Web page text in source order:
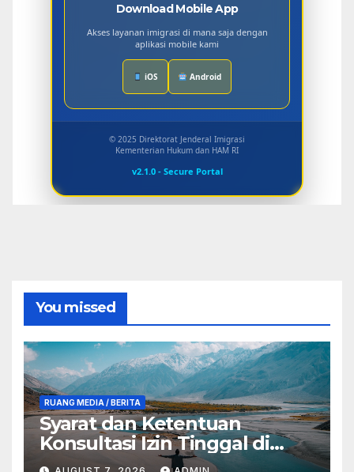
Download Mobile App
Akses layanan imigrasi di mana saja dengan
aplikasi mobile kami
iOS Android
© 2025 Direktorat Jenderal Imigrasi
Kementerian Hukum dan HAM RI
v2.1.0 - Secure Portal
You missed
RUANG MEDIA / BERITA
Syarat dan Ketentuan
Konsultasi Izin Tinggal di
Anambas